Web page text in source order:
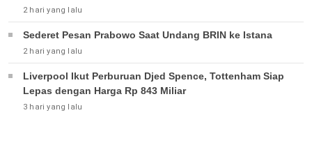
2 hari yang lalu
Sederet Pesan Prabowo Saat Undang BRIN ke Istana
2 hari yang lalu
Liverpool Ikut Perburuan Djed Spence, Tottenham Siap
Lepas dengan Harga Rp 843 Miliar
3 hari yang lalu